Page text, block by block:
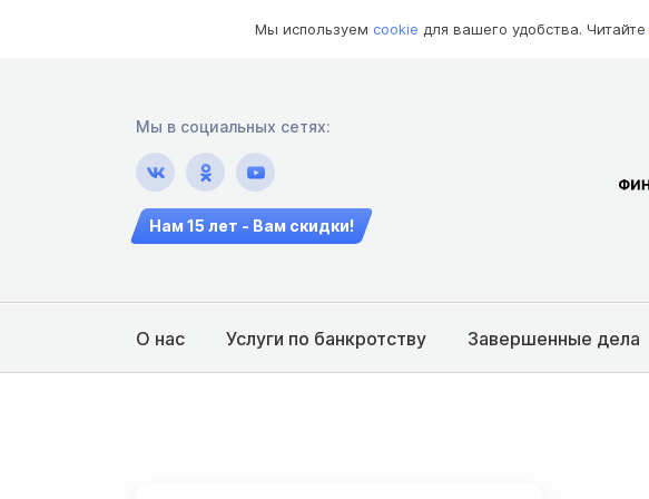
Мы используем cookie для вашего удобства. Читайте
Мы в социальных сетях:
Нам 15 лет - Вам скидки!
О нас Услуги по банкротству Завершенные дела